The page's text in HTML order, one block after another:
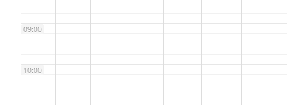
09:00
10:00